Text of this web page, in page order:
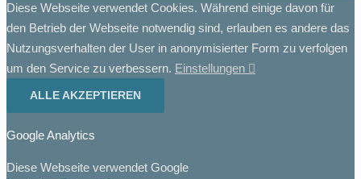
Diese Webseite verwendet Cookies. Während einige davon für
den Betrieb der Webseite notwendig sind, erlauben es andere das
Nutzungsverhalten der User in anonymisierter Form zu verfolgen
um den Service zu verbessern. Einstellungen
ALLE AKZEPTIEREN
Google Analytics
Diese Webseite verwendet Google